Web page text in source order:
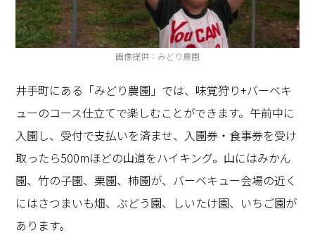
画像提供：みどり農園
井手町にある「みどり農園」では、味覚狩り+バーベキ
ューのコース仕立てで楽しむことができます。午前中に
入園し、受付で支払いを済ませ、入園券・食事券を受け
取ったら500mほどの山道をハイキング。山にはみかん
園、竹の子園、栗園、柿園が、バーベキュー会場の近く
にはさつまいも畑、ぶどう園、しいたけ園、いちご園が
あります。